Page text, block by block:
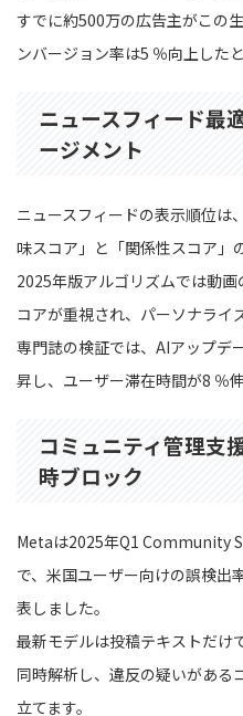
すでに約500万の広告主がこの
ンバージョン率は5 ％向上した
ニュースフィード最
ージメント
ニュースフィードの表示順位は
味スコア」と「関係性スコア」
2025年版アルゴリズムでは動
コアが重視され、パーソナライ
専門誌の検証では、AIアップデ
昇し、ユーザー滞在時間が8 ％
コミュニティ管理支
時ブロック
Metaは2025年Q1
で、米国ユーザー向けの誤検出
表しました。
最新モデルは投稿テキストだけ
同時解析し、違反の疑いがある
立てます。